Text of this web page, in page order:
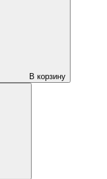
В корзину